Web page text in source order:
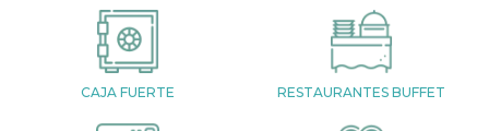
CAJA FUERTE RESTAURANTES BUFFET